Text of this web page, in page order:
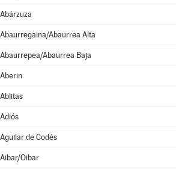
Abárzuza
Abaurregaina/Abaurrea Alta
Abaurrepea/Abaurrea Baja
Aberin
Ablitas
Adiós
Aguilar de Codés
Aibar/Oibar